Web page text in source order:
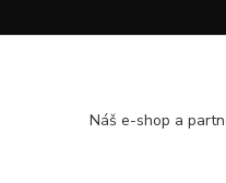
Náš e-shop a